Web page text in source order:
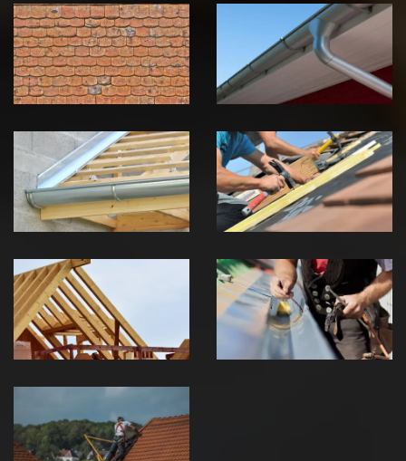
démoussage de
toiture 39
Jura
pose de
gouttière 39
Jura
Pose de
Chéneau 39
Jura
Réparation de
toiture 39
Jura
Traitement de
charpente 39
Jura
Travaux de
zinguerie 39
Jura
Urgence fuite
de toiture 39
Jura